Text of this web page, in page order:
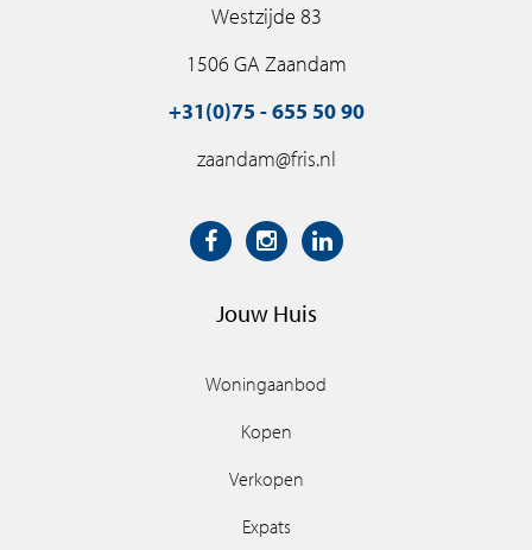
Westzijde 83
1506 GA Zaandam
+31(0)75 - 655 50 90
zaandam@fris.nl
Jouw Huis
Woningaanbod
Kopen
Verkopen
Expats